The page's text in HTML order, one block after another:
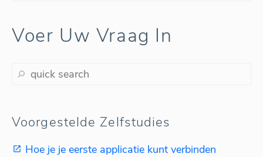
Voer Uw Vraag In
Voorgestelde Zelfstudies
Hoe je je eerste applicatie kunt verbinden